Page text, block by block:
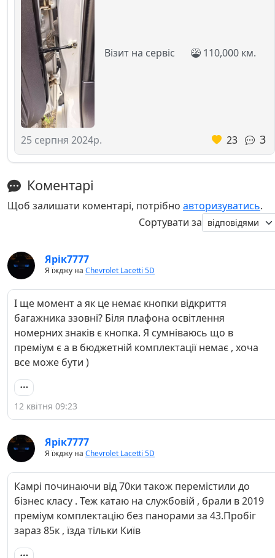
25 серпня 2024р.
Візит на сервіс 110,000 км.
23 3
Коментарі
Щоб залишати коментарі, потрібно авторизуватись.
Сортувати за
Ярік7777
Я їжджу на Chevrolet Lacetti 5D
І ще момент а як це немає кнопки відкриття
багажника ззовні? Біля плафона освітлення
номерних знаків є кнопка. Я сумніваюсь що в
преміум є а в бюджетній комплектації немає , хоча
все може бути )
12 квітня 09:23
Ярік7777
Я їжджу на Chevrolet Lacetti 5D
Камрі починаючи від 70ки також перемістили до
бізнес класу . Теж катаю на службовій , брали в 2019
преміум комплектацію без панорами за 43.Пробіг
зараз 85к , їзда тільки Київ